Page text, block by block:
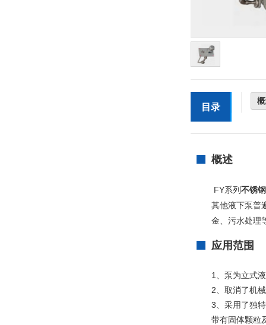
目录
概述
FY系列不锈钢
其他液下泵普
金、污水处理
应用范围
1、泵为立式
2、取消了机
3、采用了独
带有固体颗粒